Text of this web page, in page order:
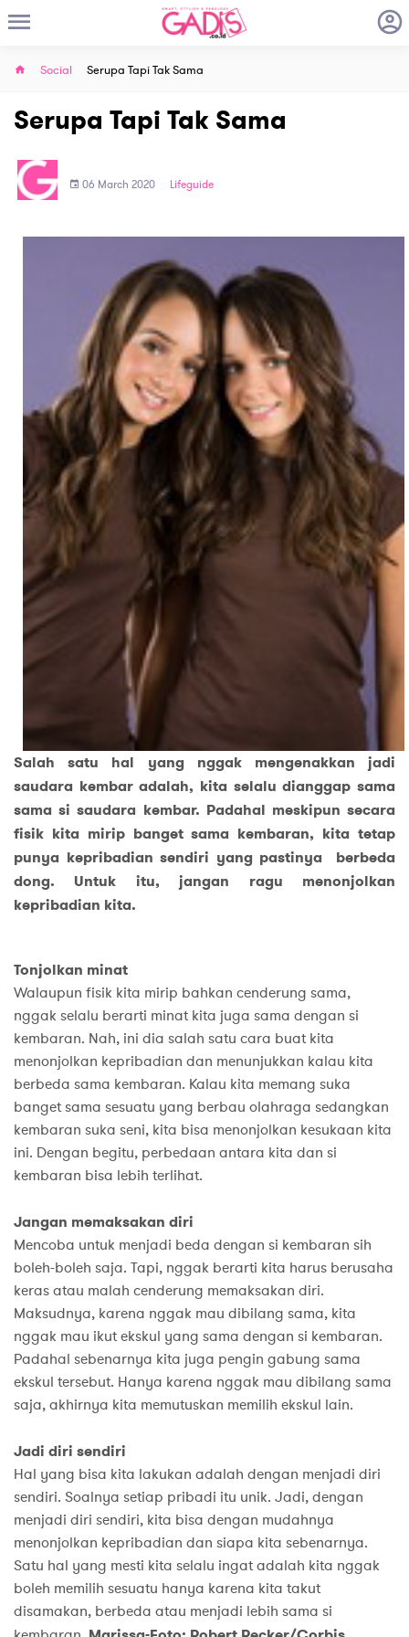
Social Serupa Tapi Tak Sama
Serupa Tapi Tak Sama
06 March 2020 Lifeguide
Salah satu hal yang nggak mengenakkan jadi
saudara kembar adalah, kita selalu dianggap sama
sama si saudara kembar. Padahal meskipun secara
fisik kita mirip banget sama kembaran, kita tetap
punya kepribadian sendiri yang pastinya berbeda
dong. Untuk itu, jangan ragu menonjolkan
kepribadian kita.
Tonjolkan minat
Walaupun fisik kita mirip bahkan cenderung sama,
nggak selalu berarti minat kita juga sama dengan si
kembaran. Nah, ini dia salah satu cara buat kita
menonjolkan kepribadian dan menunjukkan kalau kita
berbeda sama kembaran. Kalau kita memang suka
banget sama sesuatu yang berbau olahraga sedangkan
kembaran suka seni, kita bisa menonjolkan kesukaan kita
ini. Dengan begitu, perbedaan antara kita dan si
kembaran bisa lebih terlihat.
Jangan memaksakan diri
Mencoba untuk menjadi beda dengan si kembaran sih
boleh-boleh saja. Tapi, nggak berarti kita harus berusaha
keras atau malah cenderung memaksakan diri.
Maksudnya, karena nggak mau dibilang sama, kita
nggak mau ikut ekskul yang sama dengan si kembaran.
Padahal sebenarnya kita juga pengin gabung sama
ekskul tersebut. Hanya karena nggak mau dibilang sama
saja, akhirnya kita memutuskan memilih ekskul lain.
Jadi diri sendiri
Hal yang bisa kita lakukan adalah dengan menjadi diri
sendiri. Soalnya setiap pribadi itu unik. Jadi, dengan
menjadi diri sendiri, kita bisa dengan mudahnya
menonjolkan kepribadian dan siapa kita sebenarnya.
Satu hal yang mesti kita selalu ingat adalah kita nggak
boleh memilih sesuatu hanya karena kita takut
disamakan, berbeda atau menjadi lebih sama si